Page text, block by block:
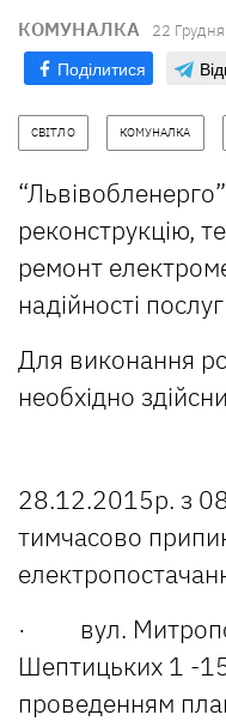
КОМУНАЛКА 22
Поділитися
СВІТЛО КОМУНАЛКА
реконструкцію,
ремонт
надійності
Для виконання
необхідно
28.12.2015р. з
тимчасово
· вул.
Шептицьких 1 -
проведенням